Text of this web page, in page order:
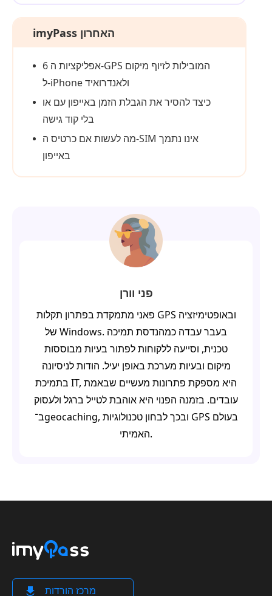
imyPass האחרון
6 אפליקציות ה‑GPS המובילות לזיוף מיקום
ל‑iPhone ולאנדרואיד
כיצד להסיר את הגבלת הזמן באייפון עם או
בלי קוד גישה
מה לעשות אם כרטיס ה‑SIM אינו נתמך
באייפון
פני וורן
פאני מתמקדת בפתרון תקלות GPS ובאופטימיזציה
של Windows. בעבר עבדה כמהנדסת תמיכה
טכנית, וסייעה ללקוחות לפתור בעיות מבוססות
מיקום ובעיות מערכת באופן יעיל. הודות לניסיונה
בתמיכת IT, היא מספקת פתרונות מעשיים שבאמת
עובדים. בזמנה הפנוי היא אוהבת לטייל ברגל ולעסוק
ב־geocaching, ובכך לבחון טכנולוגיות GPS בעולם
האמיתי.
מרכז הורדות